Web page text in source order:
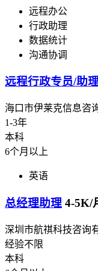
远程办公
行政助理
数据统计
沟通协调
远程行政专员/助
海口市伊莱克信息咨
1-3年
本科
6个月以上
英语
总经理助理 4-5K/
深圳市航祺科技咨询
经验不限
本科